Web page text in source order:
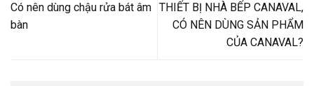
Có nên dùng chậu rửa bát âm
bàn
THIẾT BỊ NHÀ BẾP CANAVAL,
CÓ NÊN DÙNG SẢN PHẨM
CỦA CANAVAL?